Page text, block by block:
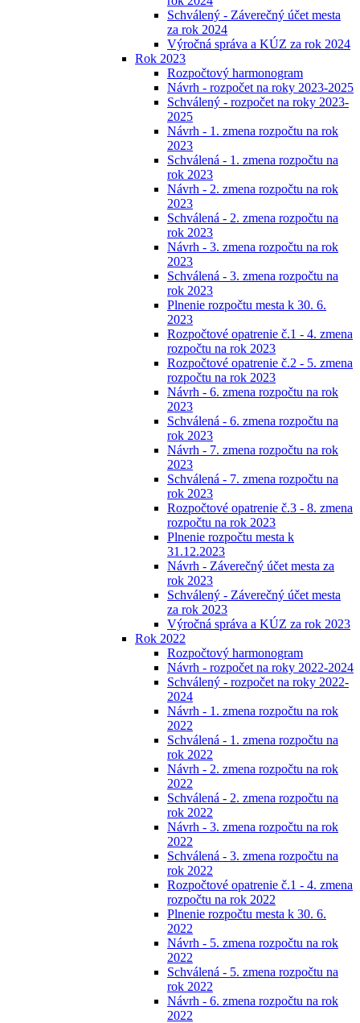
Schválený - Záverečný účet mesta
za rok 2024
Výročná správa a KÚZ za rok 2024
Rok 2023
Rozpočtový harmonogram
Návrh - rozpočet na roky 2023-2025
Schválený - rozpočet na roky 2023-
2025
Návrh - 1. zmena rozpočtu na rok
2023
Schválená - 1. zmena rozpočtu na
rok 2023
Návrh - 2. zmena rozpočtu na rok
2023
Schválená - 2. zmena rozpočtu na
rok 2023
Návrh - 3. zmena rozpočtu na rok
2023
Schválená - 3. zmena rozpočtu na
rok 2023
Plnenie rozpočtu mesta k 30. 6.
2023
Rozpočtové opatrenie č.1 - 4. zmena
rozpočtu na rok 2023
Rozpočtové opatrenie č.2 - 5. zmena
rozpočtu na rok 2023
Návrh - 6. zmena rozpočtu na rok
2023
Schválená - 6. zmena rozpočtu na
rok 2023
Návrh - 7. zmena rozpočtu na rok
2023
Schválená - 7. zmena rozpočtu na
rok 2023
Rozpočtové opatrenie č.3 - 8. zmena
rozpočtu na rok 2023
Plnenie rozpočtu mesta k
31.12.2023
Návrh - Záverečný účet mesta za
rok 2023
Schválený - Záverečný účet mesta
za rok 2023
Výročná správa a KÚZ za rok 2023
Rok 2022
Rozpočtový harmonogram
Návrh - rozpočet na roky 2022-2024
Schválený - rozpočet na roky 2022-
2024
Návrh - 1. zmena rozpočtu na rok
2022
Schválená - 1. zmena rozpočtu na
rok 2022
Návrh - 2. zmena rozpočtu na rok
2022
Schválená - 2. zmena rozpočtu na
rok 2022
Návrh - 3. zmena rozpočtu na rok
2022
Schválená - 3. zmena rozpočtu na
rok 2022
Rozpočtové opatrenie č.1 - 4. zmena
rozpočtu na rok 2022
Plnenie rozpočtu mesta k 30. 6.
2022
Návrh - 5. zmena rozpočtu na rok
2022
Schválená - 5. zmena rozpočtu na
rok 2022
Návrh - 6. zmena rozpočtu na rok
2022